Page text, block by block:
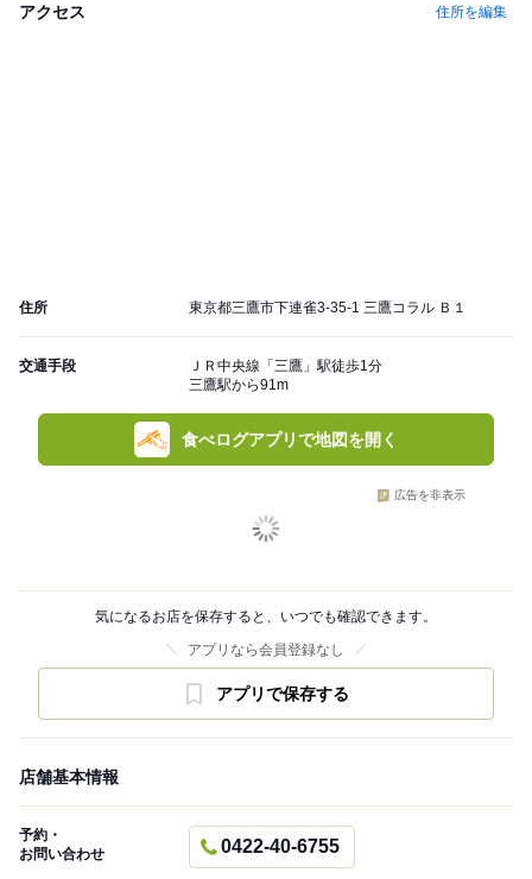
アクセス 住所を編集
住所 東京都三鷹市下連雀3-35-1 三鷹コラル Ｂ１
交通手段
ＪＲ中央線「三鷹」駅徒歩1分
三鷹駅から91m
食べログアプリで地図を開く
広告を非表示
気になるお店を保存すると、いつでも確認できます。
アプリなら会員登録なし
アプリで保存する
店舗基本情報
予約・
お問い合わせ
0422-40-6755